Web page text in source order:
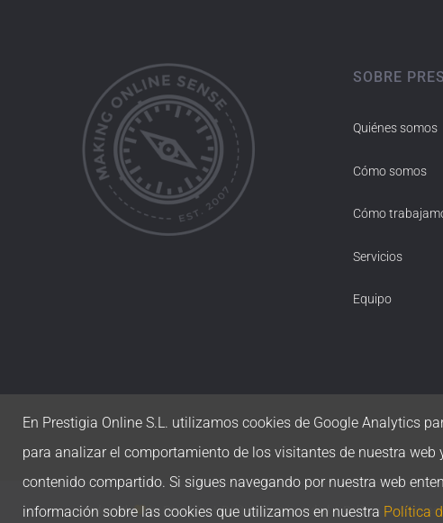
SOBRE
Quiénes somos
Cómo somos
Cómo
Servicios
Equipo
Made with by Prestigia|Política de privacidad | Política de cookies
En Prestigia Online S.L. utilizamos cookies de Google Analytics
para analizar el comportamiento de los visitantes de nuestra
contenido compartido. Si sigues navegando por nuestra web
información sobre las cookies que utilizamos en nuestra Política